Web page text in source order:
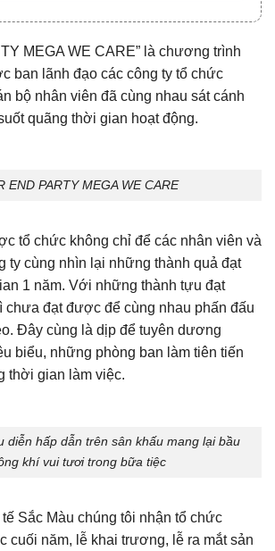
MEGA WE CARE” là chương trình
ban lãnh đạo các công ty tổ chức
bộ nhân viên đã cùng nhau sát cánh
quãng thời gian hoạt động.
END PARTY MEGA WE CARE
tổ chức không chỉ để các nhân viên và
ty cùng nhìn lại những thành quả đạt
1 năm. Với những thành tựu đạt
đạt được để cùng nhau phấn đấu
Đây cùng là dịp để tuyên dương
biểu, những phòng ban làm tiên tiến
thời gian làm việc.
diễn hấp dẫn trên sân khấu mang lại bầu
khí vui tươi trong bữa tiệc
Sắc Màu chúng tôi nhận tổ chức
cuối năm, lễ khai trương, lễ ra mắt sản